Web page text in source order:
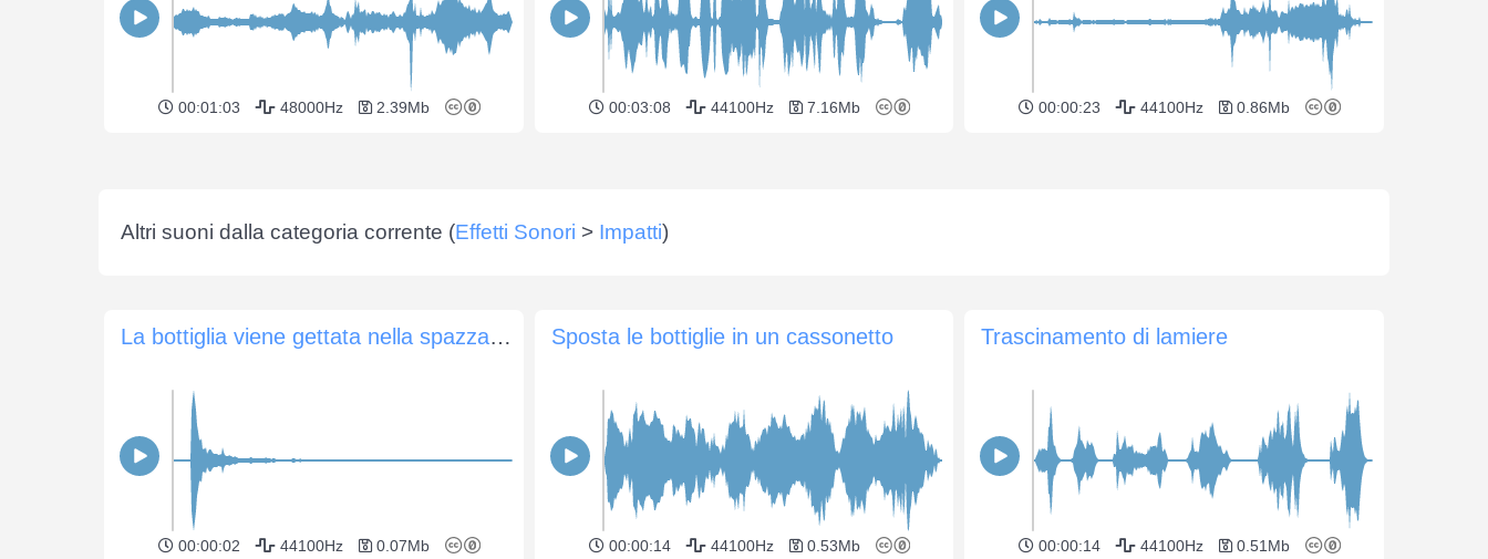
00:01:03 48000Hz 2.39Mb 00:03:08 44100Hz 7.16Mb 00:00:23 44100Hz 0.86Mb
Altri suoni dalla categoria corrente (Effetti Sonori > Impatti)
La bottiglia viene gettata nella spazzatura e si rompe
00:00:02 44100Hz 0.07Mb
Sposta le bottiglie in un cassonetto
00:00:14 44100Hz 0.53Mb
Trascinamento di lamiere
00:00:14 44100Hz 0.51Mb